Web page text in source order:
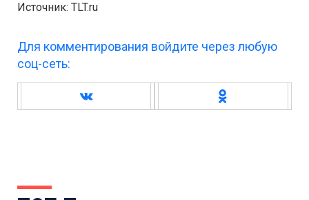
Источник: TLT.ru
Для комментирования войдите через любую
соц-сеть: